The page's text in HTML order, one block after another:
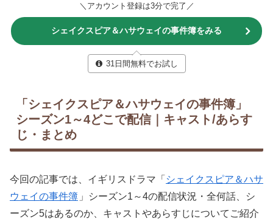
＼アカウント登録は3分で完了／
シェイクスピア＆ハサウェイの事件簿をみる
31日間無料でお試し
「シェイクスピア＆ハサウェイの事件簿」
シーズン1～4どこで配信｜キャスト/あらす
じ・まとめ
今回の記事では、イギリスドラマ「 シェイクスピア＆ハサ
ウェイの事件簿 」シーズン1～4の配信状況・全何話、シ
ーズン5はあるのか、キャストやあらすじについてご紹介